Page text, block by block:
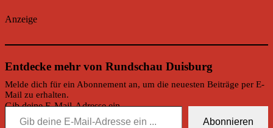
Anzeige
Entdecke mehr von Rundschau Duisburg
Melde dich für ein Abonnement an, um die neuesten Beiträge per E-
Mail zu erhalten.
Gib deine E-Mail-Adresse ein ...
Abonnieren